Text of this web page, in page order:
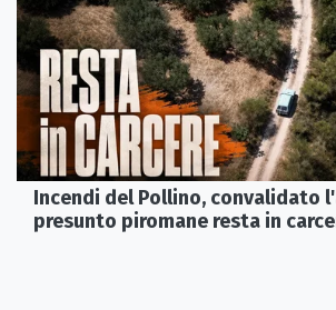
Incendi del Pollino, convalidato
presunto piromane resta in